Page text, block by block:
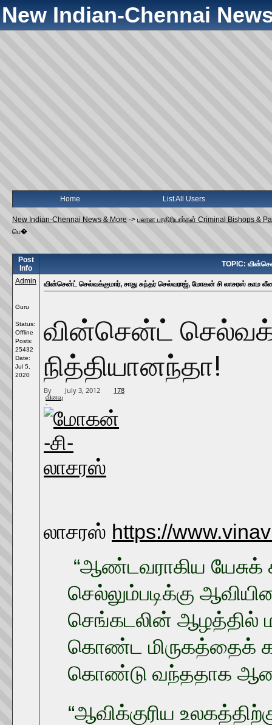
New Indian-Chennai
Home List All Users
New Indian-Chennai News & More -> பலான பாதிரியார்கள் Criminal Bishops &
பெ�
Post
Info
TOPIC:
Admin
Guru
Status:
Offline
Posts:
25432
Date:
Jul 5,
2020
வின்சென்ட் செல்வக்குமார், சாது சுந்தர் செல்வராஜ், மோகன் சி லாசரஸ் காம
வின்சென்ட்
நித்தியானந்தா!
By
வினவு
-
July 3, 2012 178
லாசரஸ் https://
“ஆண்டவராகிய யேசுக்
செல்லும்படிக்கு
செங்கடலின் ஆழத்தில்
கொண்ட மிருகத்தைக்
கொண்டு வந்ததாக
“ஆவிக்குரிய